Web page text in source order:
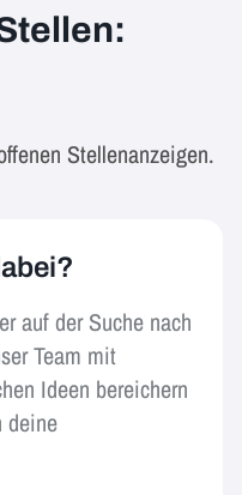
Stellenanzeigen.
auf der Suche nach
Team mit
Ideen bereichern
deine